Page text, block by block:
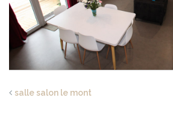
salle salon le mont